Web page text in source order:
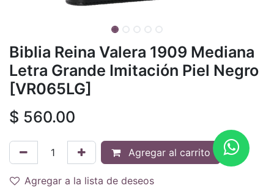
Biblia Reina Valera 1909 Mediana
Letra Grande Imitación Piel Negro
[VR065LG]
$ 560.00
Agregar al carrito
Agregar a la lista de deseos